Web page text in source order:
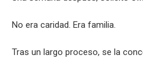
No era caridad. Era familia.
Tras un largo proceso, se la